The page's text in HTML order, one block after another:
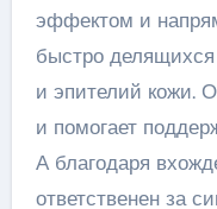
эффектом и
быстро делящихся
и эпителий кожи.
и помогает
А благодаря
ответственен за